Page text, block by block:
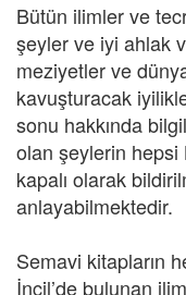
Bütün ilimler ve
şeyler ve iyi ahlak
meziyetler ve
kavuşturacak
sonu hakkında
olan şeylerin hepsi
kapalı olarak
anlayabilmektedir.
Semavi kitapların
İncil’de bulunan